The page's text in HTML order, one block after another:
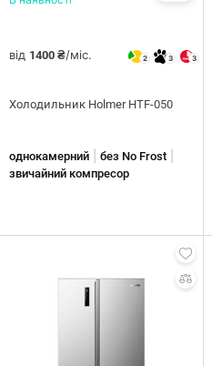
від 1400 ₴/міс. 2 3 3
Холодильник Holmer HTF-050
однокамерний без No Frost
звичайний компресор